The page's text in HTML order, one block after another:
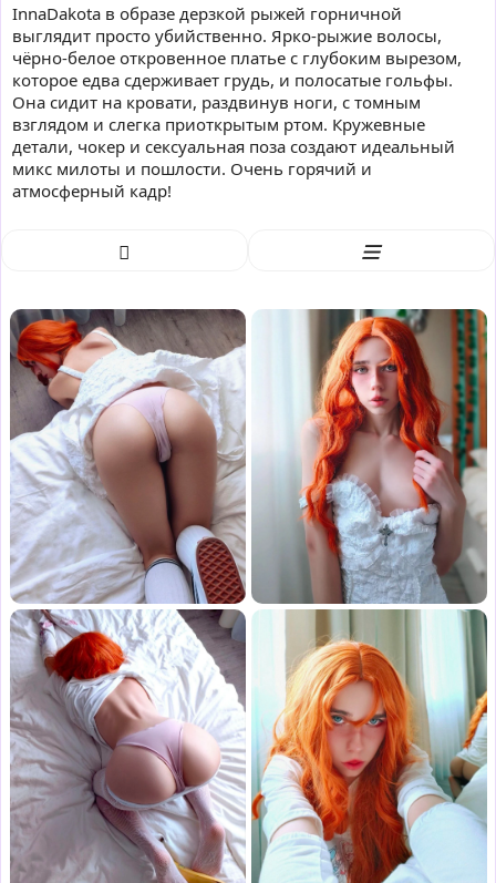
InnaDakota в образе дерзкой рыжей горничной
выглядит просто убийственно. Ярко-рыжие волосы,
чёрно-белое откровенное платье с глубоким вырезом,
которое едва сдерживает грудь, и полосатые гольфы.
Она сидит на кровати, раздвинув ноги, с томным
взглядом и слегка приоткрытым ртом. Кружевные
детали, чокер и сексуальная поза создают идеальный
микс милоты и пошлости. Очень горячий и
атмосферный кадр!